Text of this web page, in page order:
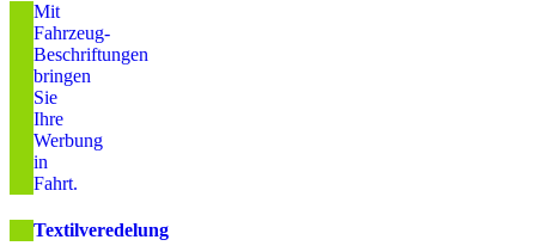
Mit
Fahrzeug-
Beschriftungen
bringen
Sie
Ihre
Werbung
in
Fahrt.
Textilveredelung